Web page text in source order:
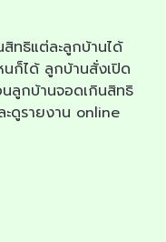
ทธิแต่ละลูกบ้านได้
นก็ได้ ลูกบ้านสั่งเปิด
ลูกบ้านจอดเกินสิทธิ
ะดูรายงาน online